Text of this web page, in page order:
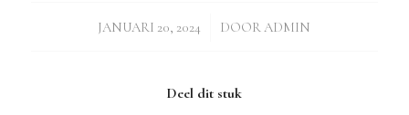
JANUARI 20, 2024
/ DOORADMIN
Deel dit stuk